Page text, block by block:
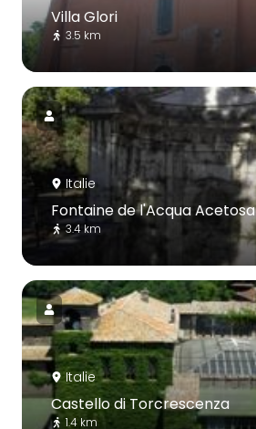
Villa Glori
3.5 km
Italie
Fontaine de l'Acqua Acetosa
3.4 km
Italie
Castello di Torcrescenza
1.4 km